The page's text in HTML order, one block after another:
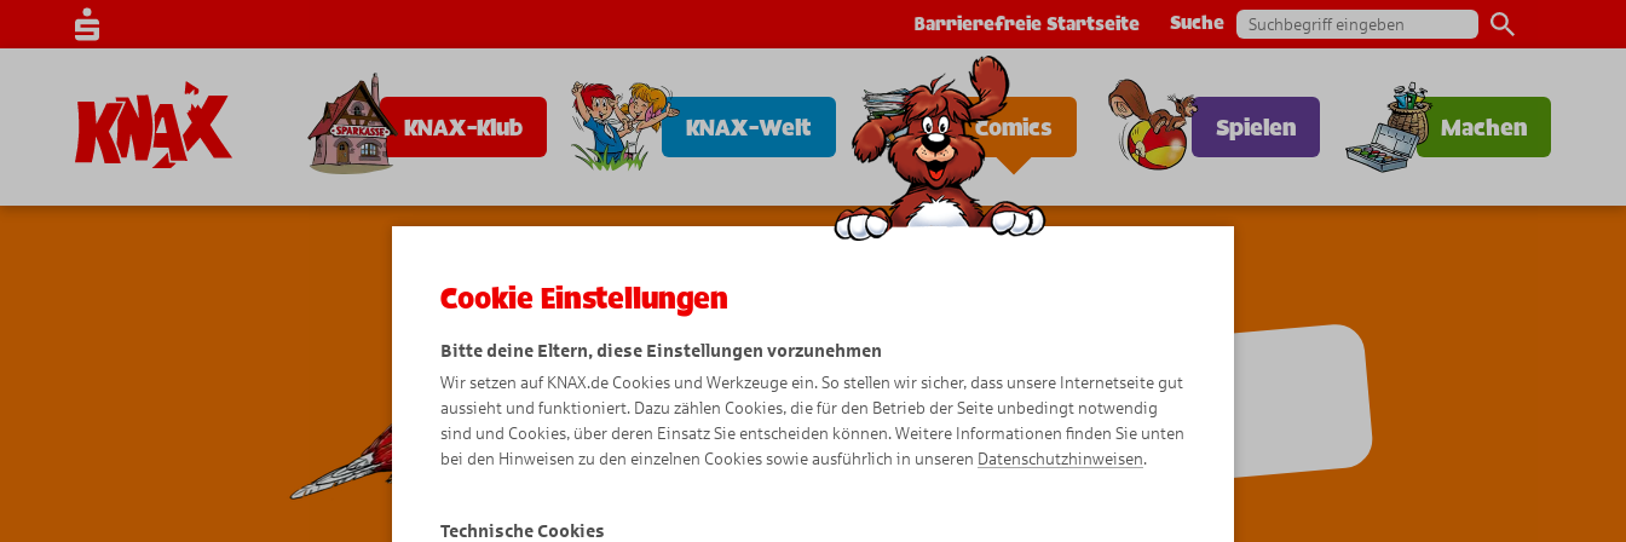
Barrierefreie Startseite Suche
KNAX-Klub KNAX-Welt Comics Spielen Machen
Tier-Comics
Cookie Einstellungen
Bitte deine Eltern, diese Einstellungen vorzunehmen
Wir setzen auf KNAX.de Cookies und Werkzeuge ein. So stellen wir sicher, dass unsere Internetseite gut
aussieht und funktioniert. Dazu zählen Cookies, die für den Betrieb der Seite unbedingt notwendig
sind und Cookies, über deren Einsatz Sie entscheiden können. Weitere Informationen finden Sie unten
bei den Hinweisen zu den einzelnen Cookies sowie ausführlich in unseren Datenschutzhinweisen.
Technische Cookies